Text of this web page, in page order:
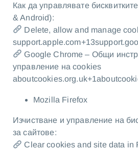
Как да управлявате
& Android):
Delete, allow and manage
Google Chrome – Общи
управление на cookies
Mozilla Firefox
Изчистване и управление на
за сайтове:
Clear cookies and site data in